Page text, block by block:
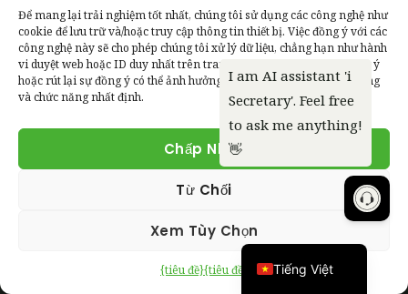
Để mang lại trải nghiệm tốt nhất, chúng tôi sử dụng các công nghệ như
cookie để lưu trữ và/hoặc truy cập thông tin thiết bị. Việc đồng ý với các
công nghệ này sẽ cho phép chúng tôi xử lý dữ liệu, chẳng hạn như hành
vi duyệt web hoặc ID duy nhất trên trang web này. Việc không đồng ý
hoặc rút lại sự đồng ý có thể ảnh hưởng tiêu cực đến một số tính năng
và chức năng nhất định.
Chấp Nhận
Từ Chối
Xem Tùy Chọn
{tiêu đề}{tiêu đề}
xuất dải đơn công suất thấp, hiệu suất cao—cùng với
OEM/ODM, nhãn hiệu laser, bán buôn và triển khai dây
chuyền trọn gói để áp dụng nhanh chóng và bền vững.
Liên Hệ Với Chúng Tôi
Giới thiệu về chúng tôi
Chính sách bảo mật
Tiếng Việt